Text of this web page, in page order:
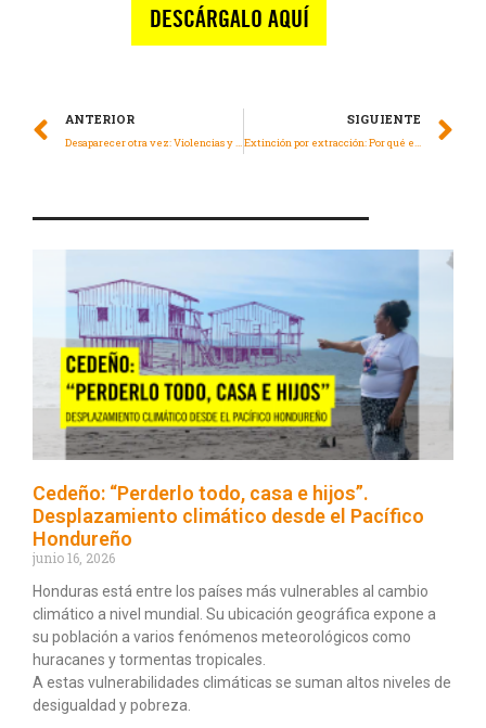
ANTERIOR
Desaparecer otra vez: Violencias y afectaciones que enfrentan las mujeres buscadoras en México
SIGUIENTE
Extinción por extracción: Por qué el ciclo de vida de los combustibles fósiles amenaza la vida, la naturaleza y los derechos humanos
Cedeño: “Perderlo todo, casa e hijos”.
Desplazamiento climático desde el Pacífico
Hondureño
junio 16, 2026
Honduras está entre los países más vulnerables al cambio
climático a nivel mundial. Su ubicación geográfica expone a
su población a varios fenómenos meteorológicos como
huracanes y tormentas tropicales.
A estas vulnerabilidades climáticas se suman altos niveles de
desigualdad y pobreza.